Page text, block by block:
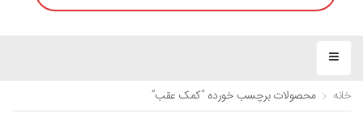
خانه محصولات برچسب خورده “کمک عقب”